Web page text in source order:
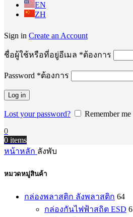
EN
ZH
Sign in Create an Account
ชื่อผู้ใช้หรือที่อยู่อีเมล *ต้องการ
Password *ต้องการ
Log in
Lost your password?
Remember me
0
0 items
หน้าหลัก ลังพับ
หมวดหมู่สินค้า
กล่องพลาสติก ลังพลาสติก 64
กล่องกันไฟฟ้าสถิต ESD 6